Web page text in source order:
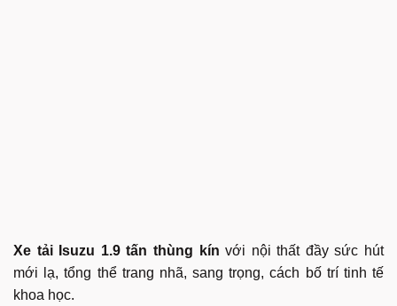
Xe tải Isuzu 1.9 tấn thùng kín với nội thất đầy sức hút
mới lạ, tổng thể trang nhã, sang trọng, cách bố trí tinh tế
khoa học.